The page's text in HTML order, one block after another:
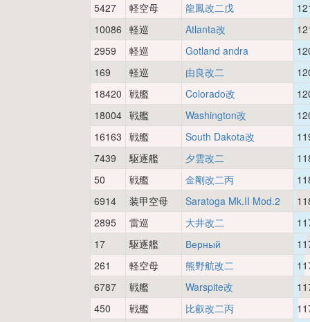
5427
軽空母 龍鳳改二戊
10086 軽巡 Atlanta改
2959
軽巡 Gotland andra
169
軽巡 由良改二
18420 戦艦 Colorado改
18004 戦艦 Washington改
16163 戦艦 South Dakota改
7439
駆逐艦 夕雲改二
50
戦艦 金剛改二丙
6914
装甲空母 Saratoga Mk.II Mod.2
2895
雷巡 大井改二
17
駆逐艦 Верный
261
軽空母 熊野航改二
6787
戦艦 Warspite改
450
戦艦 比叡改二丙